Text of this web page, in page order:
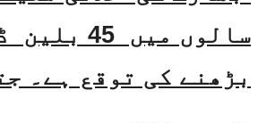
سالوں میں
بڑھنے کی توقع ہے۔